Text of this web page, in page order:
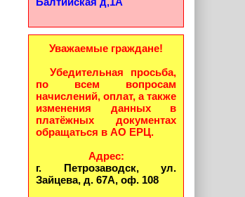
Уважаемые граждане!
Убедительная просьба,
по всем вопросам
начислений, оплат, а также
изменения данных в
платёжных документах
обращаться в АО ЕРЦ.
Адрес:
г. Петрозаводск, ул.
Зайцева, д. 67А, оф. 108